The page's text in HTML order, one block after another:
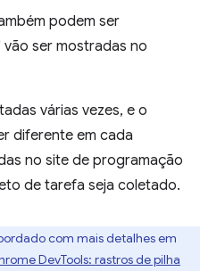
podem ser
vão ser mostradas no
várias vezes, e o
diferente em cada
no site de programação
de tarefa seja coletado.
com mais detalhes em
DevTools: rastros de pilha